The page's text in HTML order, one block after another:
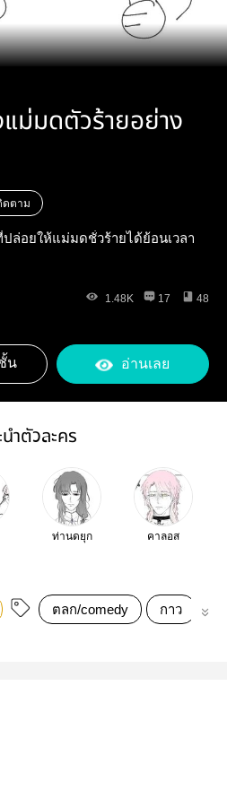
ม่มดตัวร้ายอย่าง
ดตาม
ล่อยให้แม่มดชั่วร้ายได้ย้อนเวลา
1.48K 17 48
น อ่านเลย
ำตัวละคร
ท่านดยุก คาลอส
ตลก/comedy กาว